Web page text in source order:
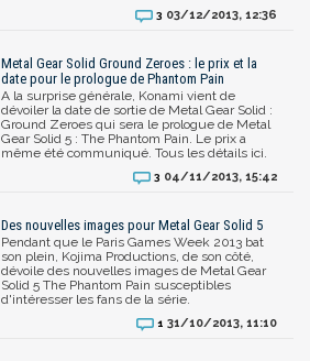
3 03/12/2013, 12:36
Metal Gear Solid Ground Zeroes : le prix et la
date pour le prologue de Phantom Pain
A la surprise générale, Konami vient de
dévoiler la date de sortie de Metal Gear Solid :
Ground Zeroes qui sera le prologue de Metal
Gear Solid 5 : The Phantom Pain. Le prix a
même été communiqué. Tous les détails ici.
3 04/11/2013, 15:42
Des nouvelles images pour Metal Gear Solid 5
Pendant que le Paris Games Week 2013 bat
son plein, Kojima Productions, de son côté,
dévoile des nouvelles images de Metal Gear
Solid 5 The Phantom Pain susceptibles
d'intéresser les fans de la série.
1 31/10/2013, 11:10